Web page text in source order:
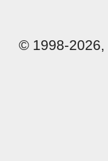
© 1998-2026,